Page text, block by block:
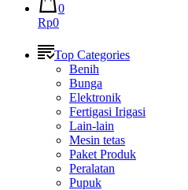
0
Rp0
Top Categories
Benih
Bunga
Elektronik
Fertigasi Irigasi
Lain-lain
Mesin tetas
Paket Produk
Peralatan
Pupuk